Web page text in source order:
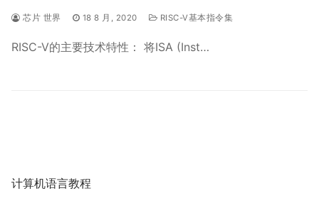
芯片 世界 18 8 月, 2020 RISC-V基本指令集
RISC-V的主要技术特性： 将ISA (Inst…
计算机语言教程